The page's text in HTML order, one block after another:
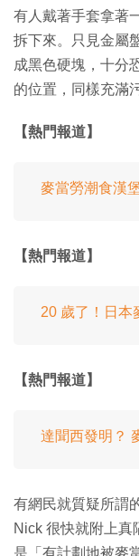
有人戴著手套拿著
拆下來。只見金屬
成黑色硬塊，十分
的位置，同樣充滿
【熱門報道】
麥當勞潮食漢
【熱門報道】
20 歲了！日本
【熱門報道】
達聞西發明？
有網民就質疑所謂
Nick 很快就附上真
是「有計劃地被麥